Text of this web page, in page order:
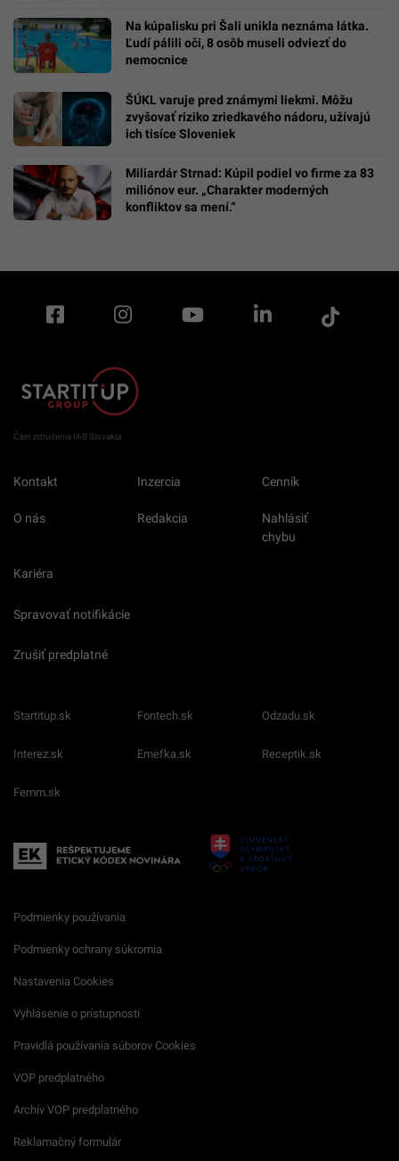
Na kúpalisku pri Šali unikla neznáma látka.
Ľudí pálili oči, 8 osôb museli odviezť do
nemocnice
ŠÚKL varuje pred známymi liekmi. Môžu
zvyšovať riziko zriedkavého nádoru, užívajú
ich tisíce Sloveniek
Miliardár Strnad: Kúpil podiel vo firme za 83
miliónov eur. „Charakter moderných
konfliktov sa mení.“
Člen združenia IAB Slovakia
Kontakt Inzercia Cenník
O nás Redakcia
Nahlásiť
chybu
Kariéra
Spravovať notifikácie
Zrušiť predplatné
Startitup.sk Fontech.sk Odzadu.sk
Interez.sk Emefka.sk Receptik.sk
Femm.sk
Podmienky používania
Podmienky ochrany súkromia
Nastavenia Cookies
Vyhlásenie o prístupnosti
Pravidlá používania súborov Cookies
VOP predplatného
Archív VOP predplatného
Reklamačný formulár